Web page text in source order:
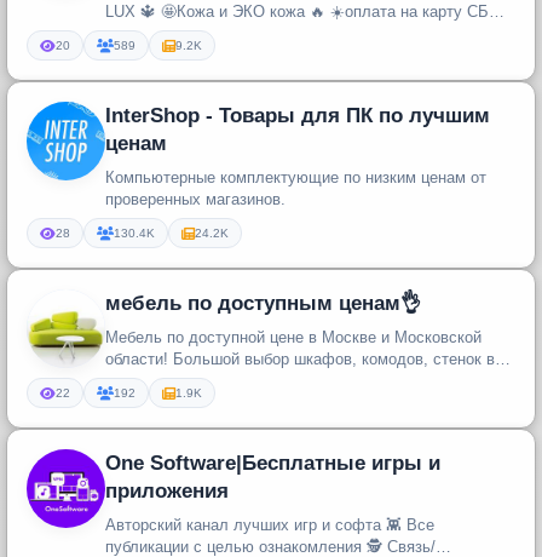
LUX 🔱 🤩Кожа и ЭКО кожа 🔥 ☀️оплата на карту СБ
100% 🔥Доставка оплачивается от...
20 589 9.2K
InterShop - Товары для ПК по лучшим
ценам
Компьютерные комплектующие по низким ценам от
проверенных магазинов.
28 130.4K 24.2K
мебель по доступным ценам👌
Мебель по доступной цене в Москве и Московской
области! Большой выбор шкафов, комодов, стенок в
гостиную, кухонных гарни...
22 192 1.9K
One Software|Бесплатные игры и
приложения
Авторский канал лучших игр и софта 👾 Все
публикации с целью ознакомления 🕵️ Связь/